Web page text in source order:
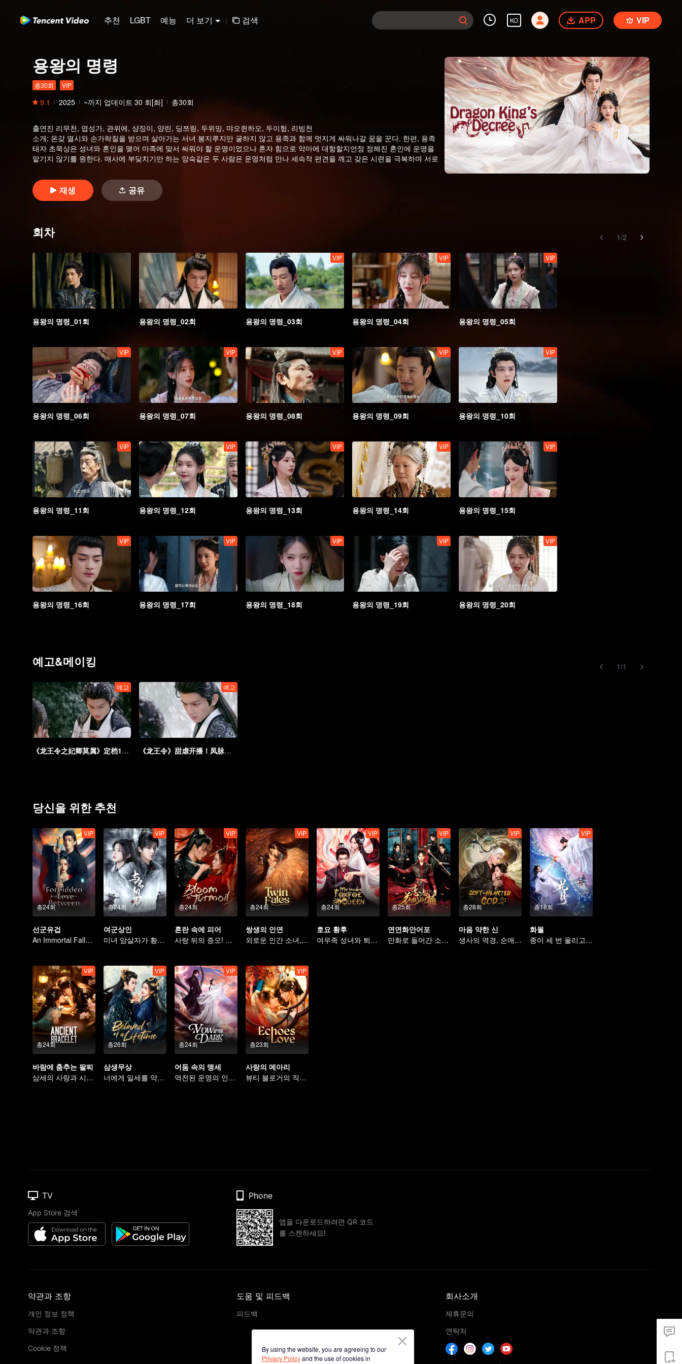
추천 LGBT 예능 더 보기 | 검색 KO APP VIP
용왕의 명령
총30회 VIP
9.1 2025 ~까지 업데이트 30 회[화] 총30회
출연진 리무천, 엽성가, 관위에, 샹징이, 양린, 딩쯔링, 두위밍, 먀오쥔하오, 두이헝, 리빙천
소개: 온갖 멸시와 손가락질을 받으며 살아가는 서녀 봉지루지만 굴하지 않고 용족과 함께 멋지게 싸워나갈 꿈을 꾼다. 한편, 용족
태자 초묵상은 성녀와 혼인을 맺어 마족에 맞서 싸워야 할 운명이었으나 혼자 힘으로 악마에 대항할지언정 정해진 혼인에 운명을
맡기지 않기를 원한다. 매사에 부딪치기만 하는 앙숙같은 두 사람은 운명처럼 만나 세속적 편견을 깨고 갖은 시련을 극복하며 서로
재생 공유
회차 1/2
용왕의 명령_01회 용왕의 명령_02회
VIP
용왕의 명령_03회
VIP
용왕의 명령_04회
VIP
용왕의 명령_05회
VIP
용왕의 명령_06회
VIP
용왕의 명령_07회
VIP
용왕의 명령_08회
VIP
용왕의 명령_09회
VIP
용왕의 명령_10회
VIP
용왕의 명령_11회
VIP
용왕의 명령_12회
VIP
용왕의 명령_13회
VIP
용왕의 명령_14회
VIP
용왕의 명령_15회
VIP
용왕의 명령_16회
VIP
용왕의 명령_17회
VIP
용왕의 명령_18회
VIP
용왕의 명령_19회
VIP
용왕의 명령_20회
예고&메이킹 1/1
예고
《龙王令之妃卿莫属》定档11.18，废柴庶女血脉逆天命，龙族诸君执令护卿安
예고
《龙王令》甜虐开播！凤脉觉醒与卿执剑护苍生
당신을 위한 추천
총24회
VIP
선군유겁
An Immortal Falls in Love With a Witch
총24회
VIP
여군상인
미녀 암살자가 황태자의 마음을 사로잡는다
총24회
VIP
혼란 속에 피어
사랑 뒤의 증오! 서로 복수를 돕는 자매단
총24회
VIP
쌍생의 인연
외로운 인간 소녀, 신수와의 운명적 계약
총24회
VIP
호요 황후
여우족 성녀와 퇴마사의 대결
총25회
VIP
연연화안어포
만화로 들어간 소녀의 4대 미남 공략기
총28회
VIP
마음 약한 신
생사의 역경, 순애보의 파국
총18회
VIP
화월
종이 세 번 울리고, 이 세상 백성들의 삶은 헛되지 않았다
총24회
VIP
바람에 춤추는 팔찌
삼세의 사랑과 시련, 쉽게 풀 수 없다
총26회
VIP
삼생무상
너에게 일세를 약속, 나에게 삼생을 다오
총24회
VIP
어둠 속의 맹세
역전된 운명의 인연! 마존의 선녀 아내 구애기
총23회
VIP
사랑의 메아리
뷰티 블로거의 직진 본능: 복흑 소공작을 공략하다
By using the website, you are agreeing to our
Privacy Policyand the use of cookies in
TV
App Store 검색
Phone
앱을 다운로드하려면 QR 코드
를 스캔하세요!
약관과 조항
개인 정보 정책
약관과 조항
Cookie 정책
도움 및 피드백
피드백
회사소개
제휴문의
연락처